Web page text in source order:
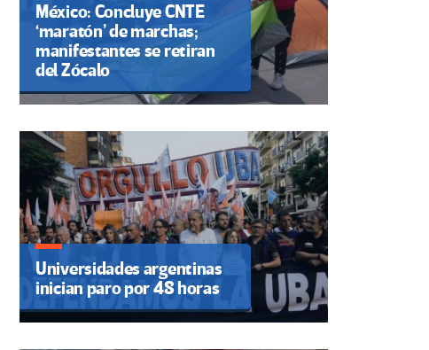
México: Concluye CNTE
‘maratón’ de marchas;
manifestantes se retiran
del Zócalo
Universidades argentinas
inician paro por 48 horas